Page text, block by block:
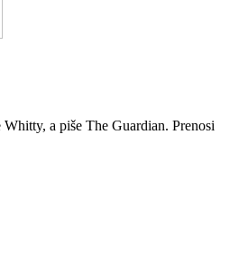
a piše The Guardian. Prenosi